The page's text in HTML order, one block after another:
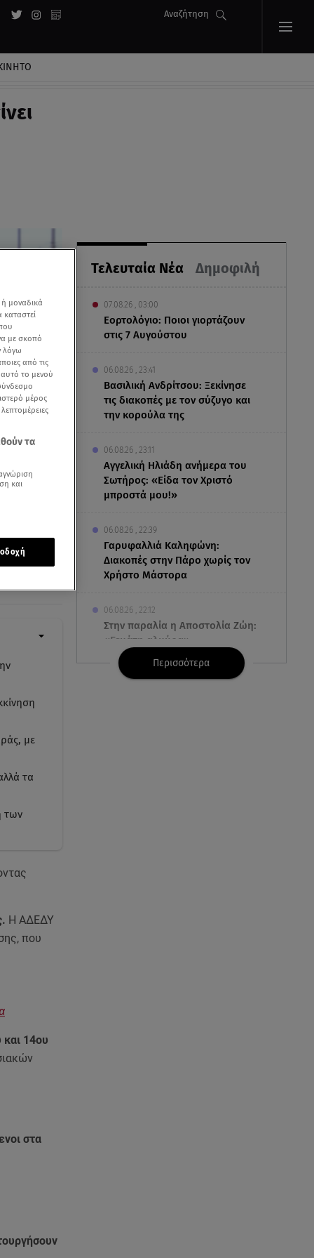
Αναζήτηση
Τελευταία Νέα Δημοφιλή
07.08.26 , 03:00
Εορτολόγιο: Ποιοι γιορτάζουν
στις 7 Αυγούστου
06.08.26 , 23:41
Βασιλική Ανδρίτσου: Ξεκίνησε
τις διακοπές με τον σύζυγο και
την κορούλα της
06.08.26 , 23:11
Αγγελική Ηλιάδη ανήμερα του
Σωτήρος: «Είδα τον Χριστό
μπροστά μου!»
06.08.26 , 22:39
Γαρυφαλλιά Καληφώνη:
Διακοπές στην Πάρο χωρίς τον
Χρήστο Μάστορα
06.08.26 , 22:12
Στην παραλία η Αποστολία Ζώη:
«Γεμάτη αλμύρα»
06.08.26 , 22:10
Περισσότερα
με
τα
των
Η ΑΔΕΔΥ
που
14ου
στα
μοναδικά
με σκοπό
λόγω
από τις
αυτό το μενού
μέρος
τα
και